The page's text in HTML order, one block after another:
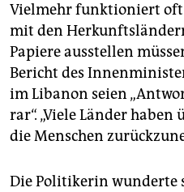
Vielmehr funktioniert oft
mit den
Papiere ausstellen
Bericht des
im Libanon seien
rar“. „Viele Länder
die Menschen
Die Politikerin wunderte